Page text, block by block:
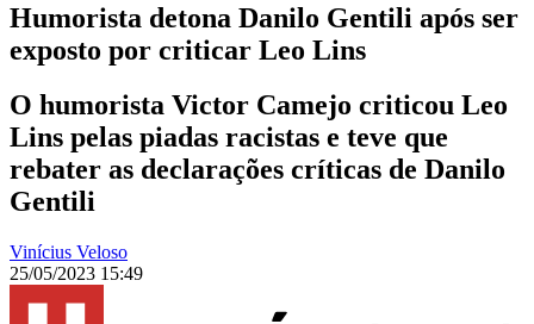
Humorista detona Danilo Gentili após ser
exposto por criticar Leo Lins
O humorista Victor Camejo criticou Leo
Lins pelas piadas racistas e teve que
rebater as declarações críticas de Danilo
Gentili
Vinícius Veloso
25/05/2023 15:49